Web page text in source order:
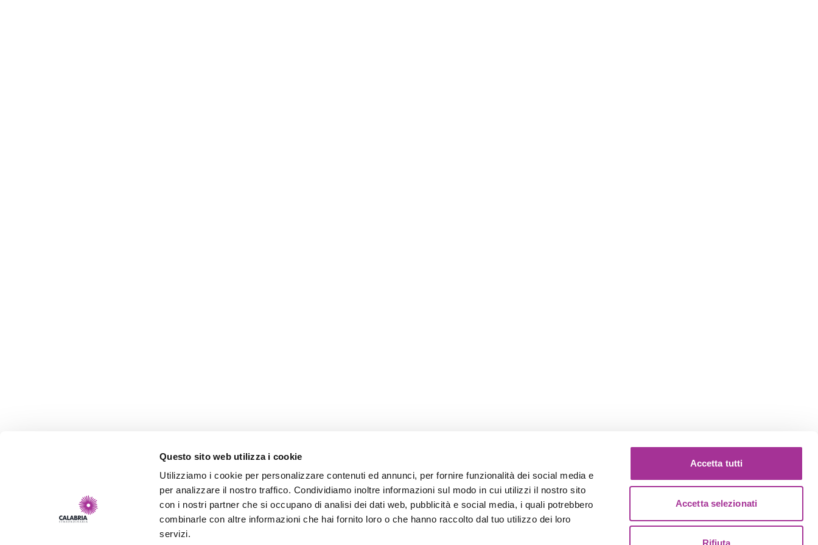
Questo sito web utilizza i cookie
Utilizziamo i cookie per personalizzare contenuti ed annunci, per fornire funzionalità dei social media e
per analizzare il nostro traffico. Condividiamo inoltre informazioni sul modo in cui utilizzi il nostro sito
con i nostri partner che si occupano di analisi dei dati web, pubblicità e social media, i quali potrebbero
combinarle con altre informazioni che hai fornito loro o che hanno raccolto dal tuo utilizzo dei loro
servizi.
Accetta tutti
Accetta selezionati
Rifiuta